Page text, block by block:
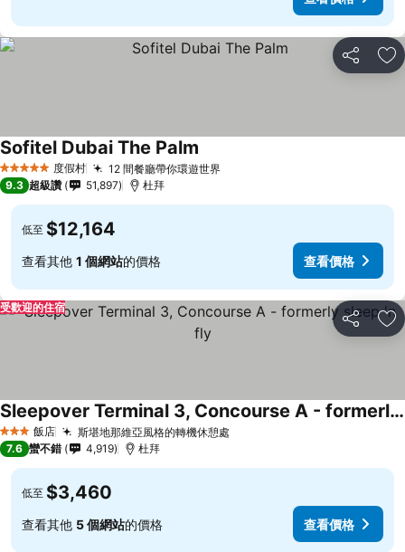
分享 加
5 星級 度假村 12 間餐廳帶你環遊世界查看價格
Sofitel Dubai The Palm
9.3 超級讚 51,897 杜拜
低至 $12,164
查看其他 1 個網站的價格 查看價格
分享 加
受歡迎的住宿
3 星級 飯店 斯堪地那維亞風格的轉機休憩處
Sleepover Terminal 3, Concourse A - formerly sleep 'n fly
查看價格
7.6 蠻不錯 4,919 杜拜
低至 $3,460
查看其他 5 個網站的價格 查看價格